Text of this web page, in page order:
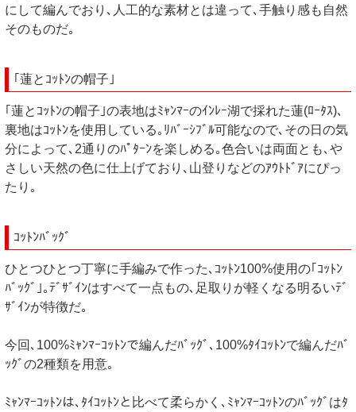
にして編んでおり､人工的な素材とは違って､手触り感も自然
そのものだ｡
｢蓮とｺｯﾄﾝの帽子｣
｢蓮とｺｯﾄﾝの帽子｣の表地はﾐｬﾝﾏｰのｲﾝﾚｰ湖で採れた蓮(ﾛｰﾀｽ)､
裏地はｺｯﾄﾝを使用している｡ﾘﾊﾞｰｼﾌﾞﾙ可能なので､その日の気
分によって､2通りのﾊﾟﾀｰﾝを楽しめる｡色合いは両面とも､や
さしい天然の色に仕上げており､山登りなどのｱｳﾄﾄﾞｱにぴっ
たり｡
ｺｯﾄﾝﾊﾞｯｸﾞ
ひとつひとつ丁寧に手編みで作った､ｺｯﾄﾝ100%使用の｢ｺｯﾄﾝ
ﾊﾞｯｸﾞ｣｡ﾃﾞｻﾞｲﾝはすべて一点もの､足取りが軽くなる明るいﾃﾞ
ｻﾞｲﾝが特徴だ｡
今回､100%ﾐｬﾝﾏｰｺｯﾄﾝで編んだﾊﾞｯｸﾞ､100%ﾀｲｺｯﾄﾝで編んだﾊﾞ
ｯｸﾞの2種類を用意｡
ﾐｬﾝﾏｰｺｯﾄﾝは､ﾀｲｺｯﾄﾝと比べて柔らかく､ﾐｬﾝﾏｰｺｯﾄﾝのﾊﾞｯｸﾞはﾀ